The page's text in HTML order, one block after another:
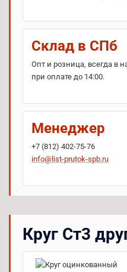
Склад в СПб
Опт и розница, всегда в
при оплате до 14:00.
Менеджер
+7 (812) 402-75-76
info@list-prutok-spb.ru
Круг Ст3